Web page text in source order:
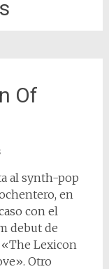
Of
al synth-pop
en
con el
debut de
«The Lexicon
Otro